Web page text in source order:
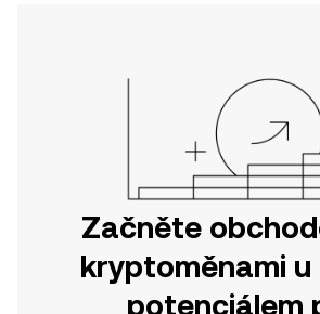
Začněte
kryptoměnami u
potenciálem